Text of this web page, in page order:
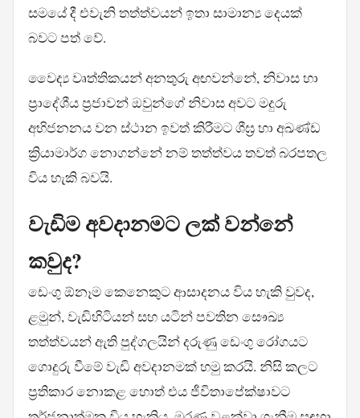
සමයේ දී එවැනි තත්ත්වයන් ඉතා සාමාන්‍ය දෙයක්
බවට පත් වේ.
වෛද්‍ය වෘත්තිකයන් අනතුරු අඟවන්නේ, නිවාස හා
ප්‍රාදේශීය ප්‍රජාවන් ඔවුන්ගේ නිවාස අවට මදුරු
අභිජනනය වන ස්ථාන ඉවත් කිරීමට ශීඝ්‍ර හා අඛණ්ඩ
ක්‍රියාමාර්ග නොගන්නේ නම් තත්ත්වය තවත් බරපතල
විය හැකි බවයි.
වැඩිම අවදානමට ලක් වන්නේ
කවුද?
ඩෙංගු ඕනෑම කෙනෙකුට ආසාදනය විය හැකි වුවද,
ළමුන්, වැඩිහිටියන් සහ යටින් පවතින සෞඛ්‍ය
තත්ත්වයන් ඇති පුද්ගලයින් දරුණු ඩෙංගු රෝගයට
ගොදුරු වීමේ වැඩි අවදානමක් හමු කරයි. නිසි කලට
ප්‍රතිකාර නොකළ හොත් එය ජීවිතාපේක්ෂාවට